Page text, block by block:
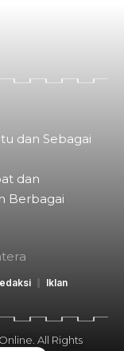
dan Sebagai
dan
Berbagai
Iklan
All Rights